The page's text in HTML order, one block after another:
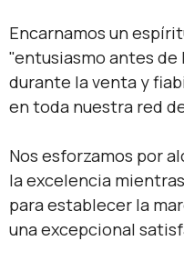
Encarnamos un
"entusiasmo antes
durante la venta y
en toda nuestra red
Nos esforzamos por
la excelencia
para establecer la
una excepcional